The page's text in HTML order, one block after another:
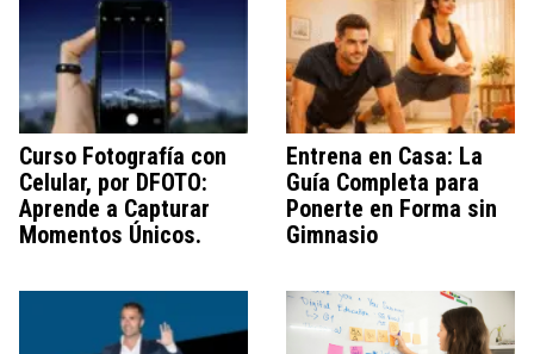
Curso Fotografía con
Celular, por DFOTO:
Aprende a Capturar
Momentos Únicos.
Entrena en Casa: La
Guía Completa para
Ponerte en Forma sin
Gimnasio